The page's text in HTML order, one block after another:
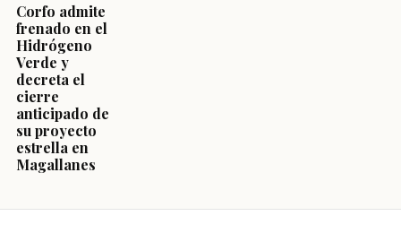
Corfo admite
frenado en el
Hidrógeno
Verde y
decreta el
cierre
anticipado de
su proyecto
estrella en
Magallanes